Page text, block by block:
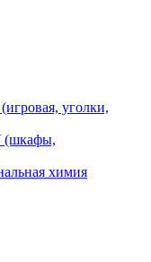
уголки,
(шкафы,
химия